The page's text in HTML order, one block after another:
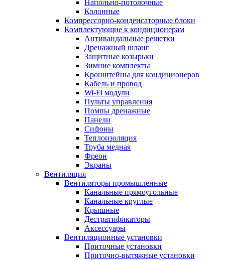
Напольно-потолочные
Колонные
Компрессорно-конденсаторные блоки
Комплектующие к кондиционерам
Антивандальные решетки
Дренажный шланг
Защитные козырьки
Зимние комплекты
Кронштейны для кондиционеров
Кабель и провод
Wi-Fi модули
Пульты управления
Помпы дренажные
Панели
Сифоны
Теплоизоляция
Труба медная
Фреон
Экраны
Вентиляция
Вентиляторы промышленные
Канальные прямоугольные
Канальные круглые
Крышные
Дестратификаторы
Аксессуары
Вентиляционные установки
Приточные установки
Приточно-вытяжные установки